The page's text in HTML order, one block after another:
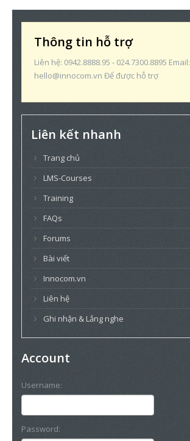
Thông tin hỗ trợ
Liên hệ: 0942.8888.95 - 024.7300.8895 Email:
hello@innocom.vn Để được hỗ trợ
Liên kết nhanh
Trang chủ
LMS-Courses
Training
FAQs
Forums
Bài viết
Innocom.vn
Liên hệ
Ghi nhận & Lắng nghe
Account
Username:
Password: